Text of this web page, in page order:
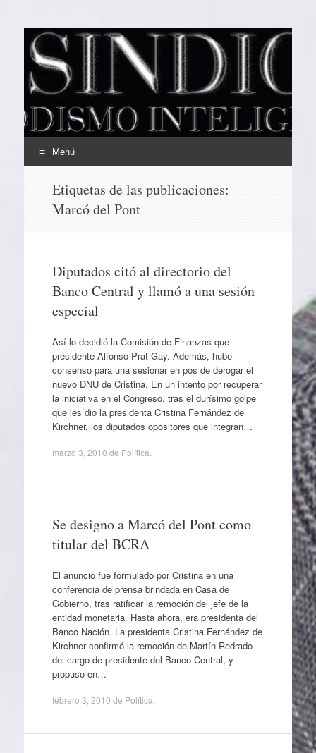
EL SINDICAL
Periodismo Inteligente
Menú
contenido
Etiquetas de las publicaciones:
Marcó del Pont
Diputados citó al directorio del
Banco Central y llamó a una sesión
especial
Así lo decidió la Comisión de Finanzas que
presidente Alfonso Prat Gay. Además, hubo
consenso para una sesionar en pos de derogar el
nuevo DNU de Cristina. En un intento por recuperar
la iniciativa en el Congreso, tras el durísimo golpe
que les dio la presidenta Cristina Fernández de
Kirchner, los diputados opositores que integran…
marzo 3, 2010 de Política
Se designo a Marcó del Pont como
titular del BCRA
El anuncio fue formulado por Cristina en una
conferencia de prensa brindada en Casa de
Gobierno, tras ratificar la remoción del jefe de la
entidad monetaria. Hasta ahora, era presidenta del
Banco Nación. La presidenta Cristina Fernández de
Kirchner confirmó la remoción de Martín Redrado
del cargo de presidente del Banco Central, y
propuso en…
febrero 3, 2010 de Política